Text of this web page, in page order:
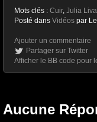
Mots clés : Cuir, Julia
Posté dans Vidéos par
Ajouter un commentaire
Partager sur Twitter
Afficher le BB code pour
Aucune